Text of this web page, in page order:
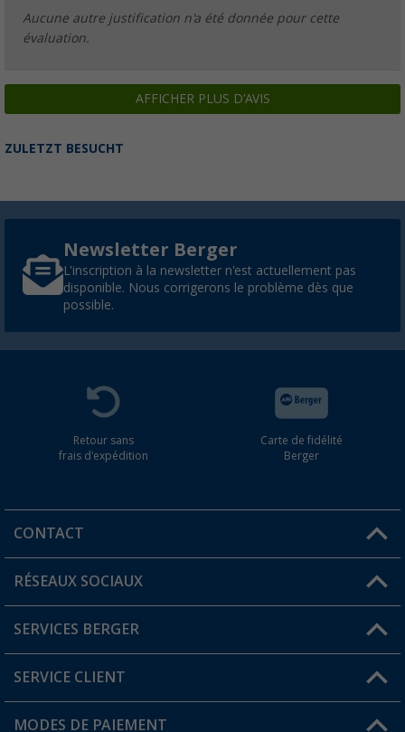
Aucune autre justification n'a été donnée pour cette
évaluation.
AFFICHER PLUS D'AVIS
ZULETZT BESUCHT
Newsletter Berger
L'inscription à la newsletter n'est actuellement pas
disponible. Nous corrigerons le problème dès que
possible.
Retour sans
frais d'expédition
Carte de fidélité
Berger
CONTACT
Une question ?
Trouver une magasin
RÉSEAUX SOCIAUX
SERVICES BERGER
Devenir revendeur
Mon compte
SERVICE CLIENT
FAQ et contact
MODES DE PAIEMENT